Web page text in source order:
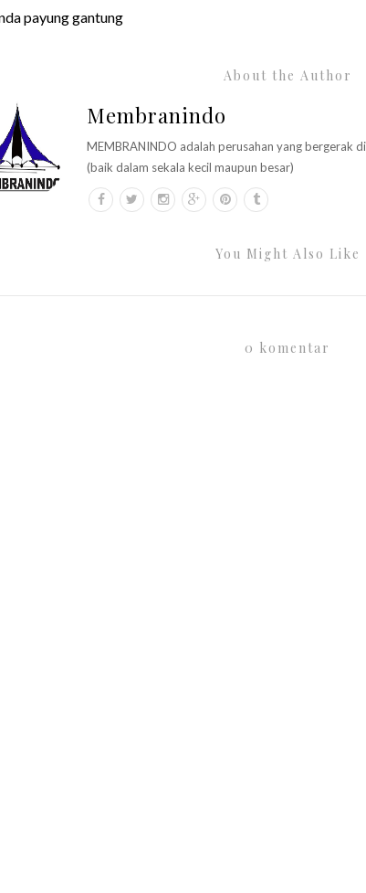
payung gantung
About the Author
Membranindo
MEMBRANINDO adalah perusahan yang bergerak
(baik dalam sekala kecil maupun besar)
You Might Also Like
0 komentar